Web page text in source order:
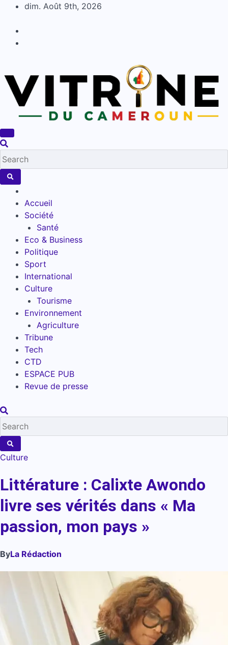
Skip
content
dim. Août 9th, 2026
Accueil
Société
Santé
Eco & Business
Politique
Sport
International
Culture
Tourisme
Environnement
Agriculture
Tribune
Tech
CTD
ESPACE PUB
Revue de presse
Culture
Littérature : Calixte Awondo
livre ses vérités dans « Ma
passion, mon pays »
ByLa Rédaction